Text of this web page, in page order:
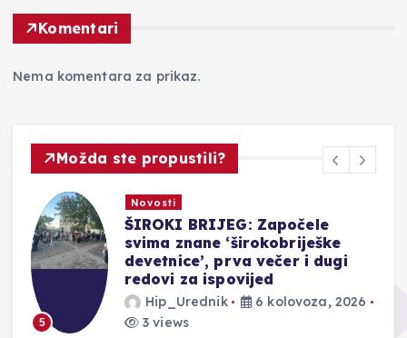
Komentari
Nema komentara za prikaz.
Možda ste propustili?
5
Novosti
ŠIROKI BRIJEG: Započele
svima znane ‘širokobriješke
devetnice’, prva večer i dugi
redovi za ispovijed
Hip_Urednik
6 kolovoza, 2026
3 views